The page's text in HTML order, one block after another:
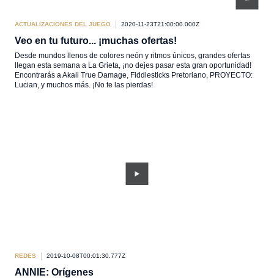
ACTUALIZACIONES DEL JUEGO 2020-11-23T21:00:00.000Z
Veo en tu futuro... ¡muchas ofertas!
Desde mundos llenos de colores neón y ritmos únicos, grandes ofertas
llegan esta semana a La Grieta, ¡no dejes pasar esta gran oportunidad!
Encontrarás a Akali True Damage, Fiddlesticks Pretoriano, PROYECTO:
Lucian, y muchos más. ¡No te las pierdas!
REDES 2019-10-08T00:01:30.777Z
ANNIE: Orígenes